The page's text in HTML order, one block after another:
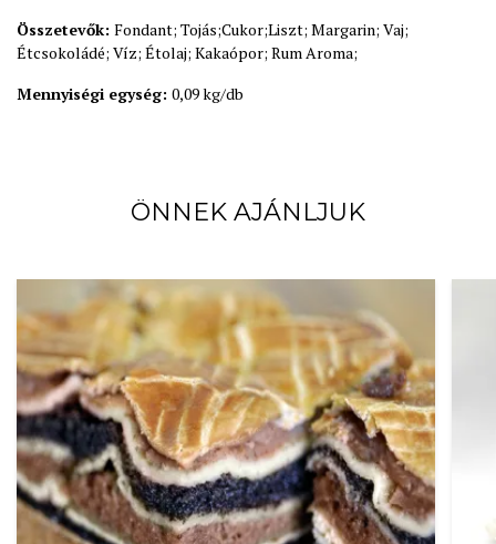
Összetevők: Fondant; Tojás;Cukor;Liszt; Margarin; Vaj;
Étcsokoládé; Víz; Étolaj; Kakaópor; Rum Aroma;
Mennyiségi egység: 0,09 kg/db
ÖNNEK AJÁNLJUK